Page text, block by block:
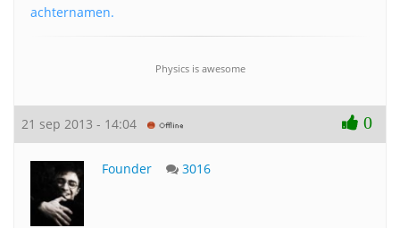
achternamen.
Physics is awesome
21 sep 2013 - 14:04 0
Founder 3016